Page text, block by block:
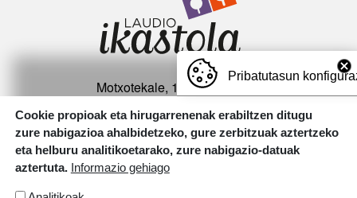
Motxotekale, 16 01400 Laudio.
T.
946 726 737
Irudia
Pribatutasun
Cookie propioak eta hirugarrenenak erabiltzen ditugu
zure nabigazioa ahalbidetzeko, gure zerbitzuak aztertzeko
eta helburu analitikoetarako, zure nabigazio-datuak
aztertuta. Informazio gehiago